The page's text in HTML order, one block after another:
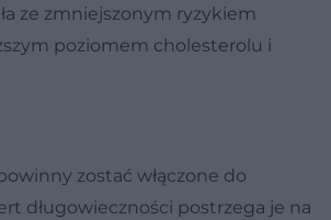
ze zmniejszonym ryzykiem
poziomem cholesterolu i
zostać włączone do
długowieczności postrzega je na